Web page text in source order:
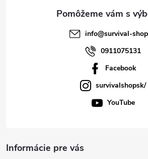
info@survival-
0911075131
Facebook
survivalshopsk/
YouTube
Informácie pre vás